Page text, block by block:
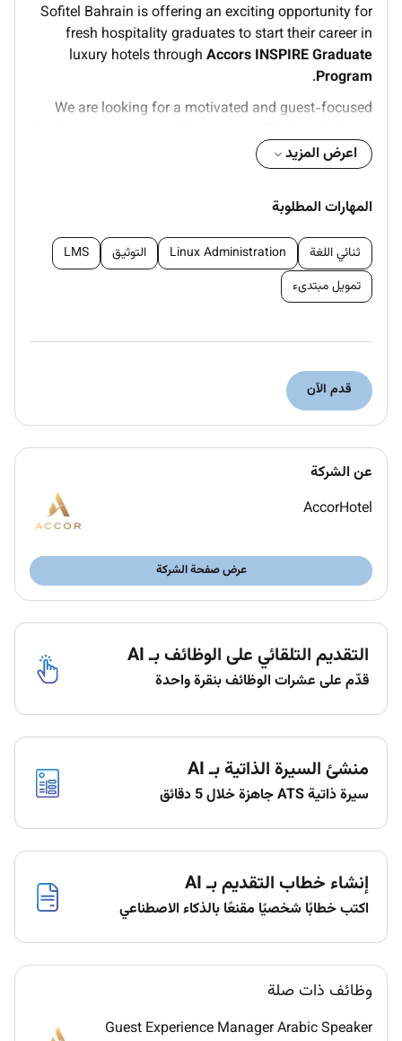
Sofitel Bahrain is offering an exciting opportunity for
fresh hospitality graduates to start their career in
luxury hotels through Accors INSPIRE Graduate
Program
.
We are looking for a motivated and guest-focused
Department for a 12-month development
journey.
What you will learn:
Loyalty & guest experience enhancement
Problem resolution and service recovery
Leadership development and real project
responsibility
Qualifications :
Recent graduate in Hospitality or Business
school.
Passionate about guest service and luxury
experiences
Positive attitude and willingness to learn
Your team and working environment:
Prestige Suites 32 Club Millesime Rooms 202
Luxury Rooms 5 Restaurant & 4 Bars 1 Grand
Club and the first Thalassa Spa in the Gulf
Cooperation Council Countries (GCC)
commitment to Diversity & Inclusion:
We are an inclusive company and our
اعرض المزيد
المهارات المطلوبة
ثنائي اللغة Linux Administration التوثيق
LMS
تمويل مبتدىء
قدم الآن
عن الشركة
AccorHotel
عرض صفحة الشركة
التقديم التلقائي على الوظائف بـ AI
قدّم على عشرات الوظائف بنقرة واحدة
منشئ السيرة الذاتية بـ AI
سيرة ذاتية ATS جاهزة خلال 5 دقائق
إنشاء خطاب التقديم بـ AI
اكتب خطابًا شخصيًا مقنعًا بالذكاء الاصطناعي
وظائف ذات صلة
Guest Experience Manager Arabic Speaker